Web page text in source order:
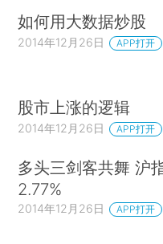
如何用大数据炒股
2014年12月26日 APP打开
股市上涨的逻辑
2014年12月26日 APP打开
多头三剑客共舞 沪
2.77%
2014年12月26日 APP打开